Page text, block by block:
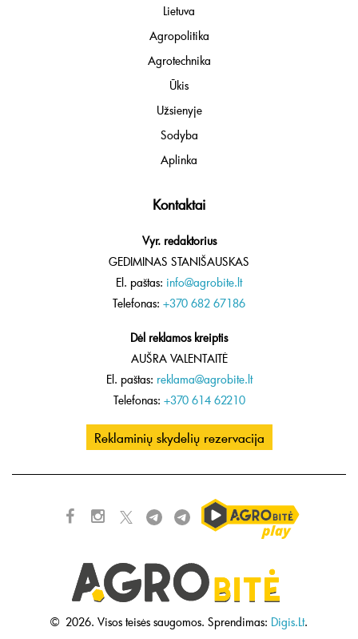
Lietuva
Agropolitika
Agrotechnika
Ūkis
Užsienyje
Sodyba
Aplinka
Kontaktai
Vyr. redaktorius
GEDIMINAS STANIŠAUSKAS
El. paštas: info@agrobite.lt
Telefonas: +370 682 67186
Dėl reklamos kreiptis
AUŠRA VALENTAITĖ
El. paštas: reklama@agrobite.lt
Telefonas: +370 614 62210
Reklaminių skydelių rezervacija
© 2026. Visos teisės saugomos. Sprendimas: Digis.Lt.